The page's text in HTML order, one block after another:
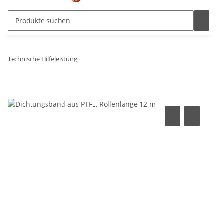
Technische Hilfeleistung